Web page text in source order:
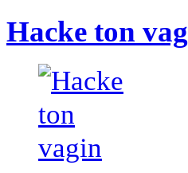
Hacke ton